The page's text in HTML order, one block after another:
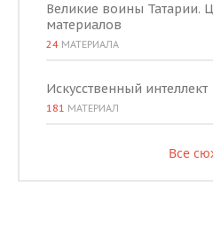
Великие воины Татарии.
материалов
24 МАТЕРИАЛА
Искусственный интеллект
181 МАТЕРИАЛ
Все